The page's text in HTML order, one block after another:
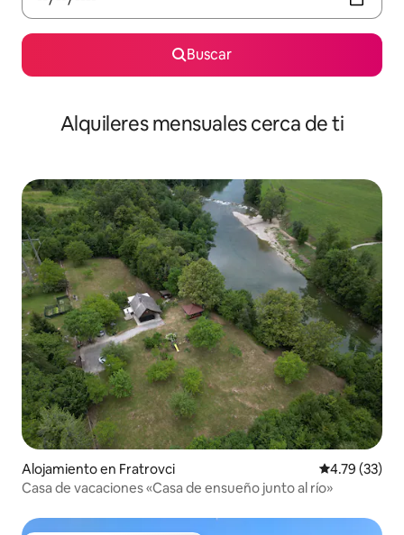
Buscar
Alquileres mensuales cerca de ti
Alojamiento en Fratrovci Calificación
4.79 (33)
Casa de vacaciones «Casa de ensueño junto al río»